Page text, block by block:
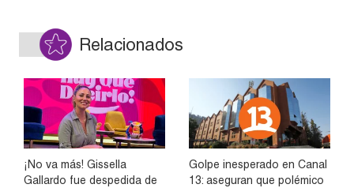
Relacionados
¡No va más! Gissella
Gallardo fue despedida de
Golpe inesperado en Canal
13: aseguran que polémico